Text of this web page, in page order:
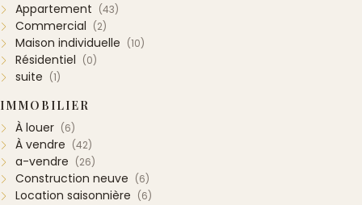
Appartement (43)
Commercial (2)
Maison individuelle (10)
Résidentiel (0)
suite (1)
IMMOBILIER
À louer (6)
À vendre (42)
a-vendre (26)
Construction neuve (6)
Location saisonnière (6)